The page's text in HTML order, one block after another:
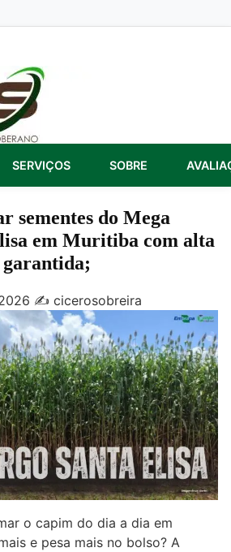
SERVIÇOS SOBRE
sementes do Mega
em Muritiba com alta
✍️ cicerosobreira
o capim do dia a dia em
e pesa mais no bolso? A